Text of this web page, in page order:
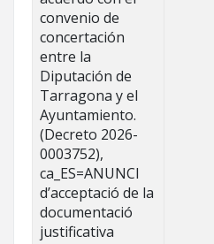
convenio de
concertación
entre la
Diputación de
Tarragona y el
Ayuntamiento.
(Decreto 2026-
0003752),
ca_ES=ANUNCI
d’acceptació de la
documentació
justificativa